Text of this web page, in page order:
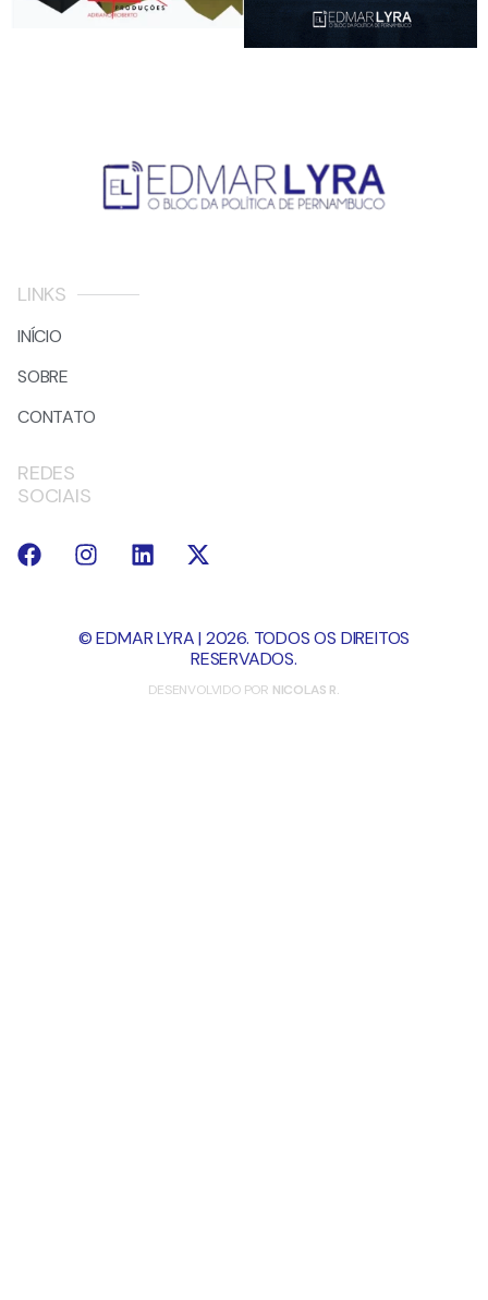
LINKS
INÍCIO
SOBRE
CONTATO
REDES
SOCIAIS
© EDMAR LYRA | 2026. TODOS OS DIREITOS
RESERVADOS.
DESENVOLVIDO POR NICOLAS R.